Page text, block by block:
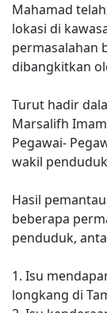
Mahamad
lokasi di
permasalahan
dibangkitkan
Turut hadir
Marsalifh
Pegawai-
wakil
Hasil
beberapa
penduduk,
1. Isu
longkang di